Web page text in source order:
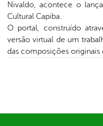
Nivaldo, acontece o
Cultural Capiba.
O portal, construído
versão virtual de um
das composições originais